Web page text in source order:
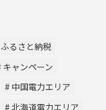
ふるさと納税
キャンペーン
中国電力エリア
北海道電力エリア